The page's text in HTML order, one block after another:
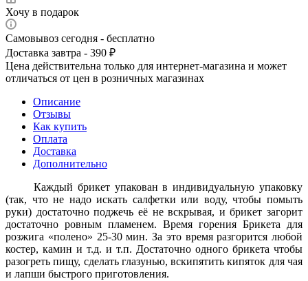
Хочу в подарок
Самовывоз сегодня - бесплатно
Доставка завтра - 390 ₽
Цена действительна только для интернет-магазина и может
отличаться от цен в розничных магазинах
Описание
Отзывы
Как купить
Оплата
Доставка
Дополнительно
Каждый брикет упакован в индивидуальную упаковку
(так, что не надо искать салфетки или воду, чтобы помыть
руки) достаточно поджечь её не вскрывая, и брикет загорит
достаточно ровным пламенем. Время горения Брикета для
розжига «полено» 25-30 мин. За это время разгорится любой
костер, камин и т.д. и т.п. Достаточно одного брикета чтобы
разогреть пищу, сделать глазунью, вскипятить кипяток для чая
и лапши быстрого приготовления.